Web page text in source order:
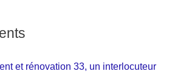
et rénovation 33, un interlocuteur